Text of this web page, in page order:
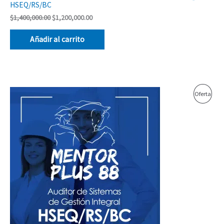
HSEQ/RS/BC
$1,400,000.00$1,200,000.00
Añadir al carrito
Oferta
precio
original
era:
$1,000,000.00.
precio
actual
es:
$850,000.00.